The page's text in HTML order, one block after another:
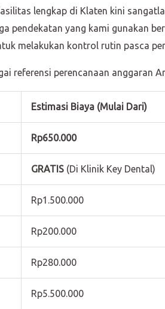
lengkap di Klaten kini
pendekatan yang kami gunakan
melakukan kontrol rutin pasca
referensi perencanaan anggaran
Estimasi Biaya (Mulai Dari)
Rp650.000
GRATIS(Di Klinik Key Dental)
Rp1.500.000
Rp200.000
Rp280.000
Rp5.500.000